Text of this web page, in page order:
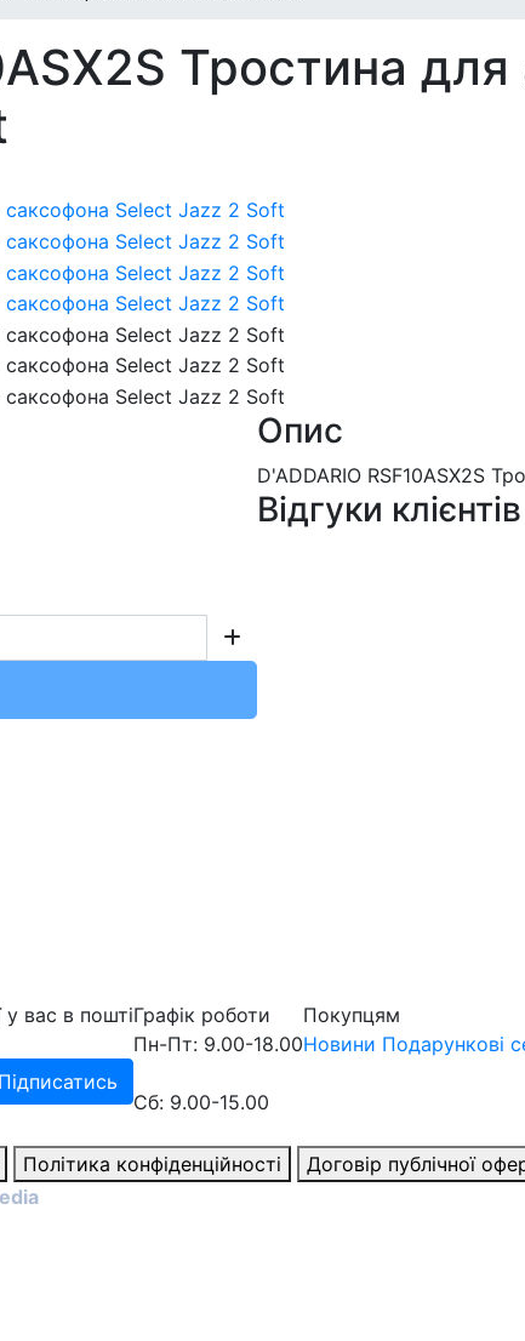
Тростина
Опис
D'ADDARIO RSF10ASX2S
Відгуки клієнтів
у вас в пошті
Підписатись
Графік роботи
Пн-Пт: 9.00-18.00
Сб: 9.00-15.00
Покупцям
Новини Подарункові
Політика конфіденційності Договір публічної